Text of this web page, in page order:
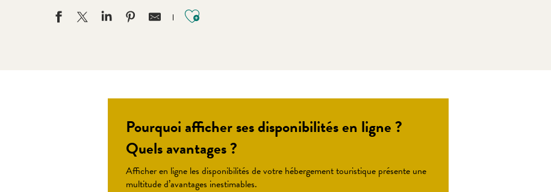
Ajouter aux favoris
Pourquoi afficher ses disponibilités en ligne ?
Quels avantages ?
Afficher en ligne les disponibilités de votre hébergement touristique présente une
multitude d’avantages inestimables.